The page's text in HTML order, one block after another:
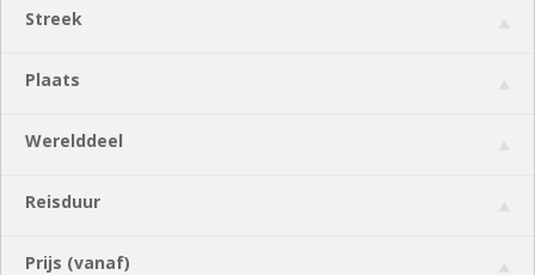
Streek
Plaats
Werelddeel
Reisduur
Prijs (vanaf)